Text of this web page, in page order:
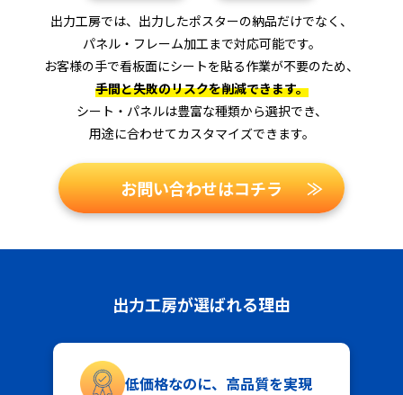
出力工房では、出力したポスターの納品だけでなく、
パネル・フレーム加工まで対応可能です。
お客様の手で看板面にシートを貼る作業が不要のため、
手間と失敗のリスクを削減できます。
シート・パネルは豊富な種類から選択でき、
用途に合わせてカスタマイズできます。
お問い合わせはコチラ ≫
出力工房が選ばれる理由
低価格なのに、高品質を実現